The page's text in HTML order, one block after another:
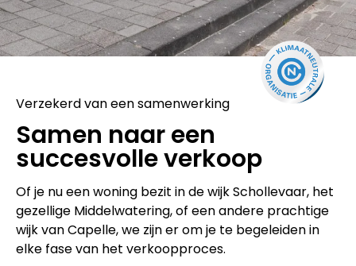
Verzekerd van een samenwerking
Samen naar een
succesvolle verkoop
Of je nu een woning bezit in de wijk Schollevaar, het
gezellige Middelwatering, of een andere prachtige
wijk van Capelle, we zijn er om je te begeleiden in
elke fase van het verkoopproces.